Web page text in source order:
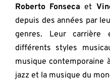
Roberto Fonseca et
depuis des années par
genres. Leur carrière
différents styles
musique contemporaine
jazz et la musique du